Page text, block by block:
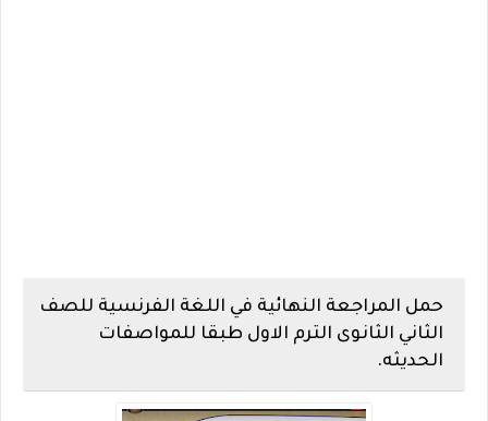
حمل المراجعة النهائية في اللغة الفرنسية للصف
الثاني الثانوى الترم الاول طبقا للمواصفات
الحديثه.